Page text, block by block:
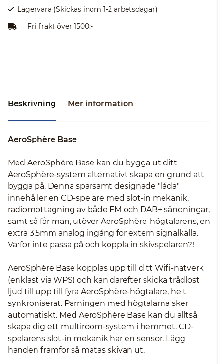
Lagervara (Skickas inom 1-2 arbetsdagar)
Fri frakt över 1500:-
Beskrivning Mer information
AeroSphère Base
Med AeroSphère Base kan du bygga ut ditt
AeroSphère-system alternativt skapa en grund att
bygga på. Denna sparsamt designade "låda"
innehåller en CD-spelare med slot-in mekanik,
radiomottagning av både FM och DAB+ sändningar,
samt så får man, utöver AeroSphère-högtalarens, en
extra 3.5mm analog ingång för extern signalkälla.
Varför inte passa på och koppla in skivspelaren?!
AeroSphère Base kopplas upp till ditt Wifi-nätverk
(enklast via WPS) och kan därefter skicka trådlöst
ljud till upp till fyra AeroSphère-högtalare, helt
synkroniserat. Parningen med högtalarna sker
automatiskt. Med AeroSphère Base kan du alltså
skapa dig ett multiroom-system i hemmet. CD-
spelarens slot-in mekanik har en sensor. Lägg
handen framför så matas skivan ut.